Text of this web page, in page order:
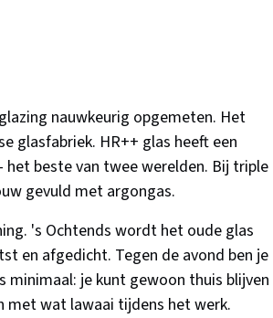
nauwkeurig opgemeten. Het
glasfabriek. HR++ glas heeft een
beste van twee werelden. Bij triple
gevuld met argongas.
's Ochtends wordt het oude glas
en afgedicht. Tegen de avond ben je
minimaal: je kunt gewoon thuis blijven
met wat lawaai tijdens het werk.